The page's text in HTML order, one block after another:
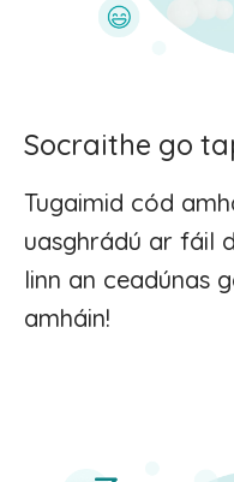
Socraithe go
Tugaimid cód
uasghrádú ar fáil
linn an ceadúnas
amháin!